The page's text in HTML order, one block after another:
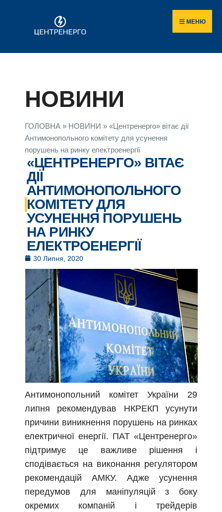
МЕНЮ
НОВИНИ
ГОЛОВНА » НОВИНИ » «Центренерго» вітає дії
Антимонопольного комітету для усунення
порушень на ринку електроенергії
«ЦЕНТРЕНЕРГО» ВІТАЄ
ДІЇ
АНТИМОНОПОЛЬНОГО
КОМІТЕТУ ДЛЯ
УСУНЕННЯ ПОРУШЕНЬ
НА РИНКУ
ЕЛЕКТРОЕНЕРГІЇ
30 Липня, 2020
Антимонопольний комітет України 29
липня рекомендував НКРЕКП усунути
причини виникнення порушень на ринках
електричної енергії. ПАТ «Центренерго»
підтримує це важливе рішення і
сподівається на виконання регулятором
рекомендацій АМКУ. Адже усунення
передумов для маніпуляцій з боку
окремих компаній і трейдерів